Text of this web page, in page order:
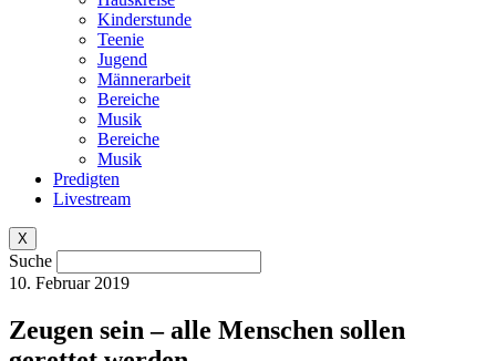
Kinderstunde
Teenie
Jugend
Männerarbeit
Bereiche
Musik
Bereiche
Musik
Predigten
Livestream
X
Suche
10. Februar 2019
Zeugen sein – alle Menschen sollen